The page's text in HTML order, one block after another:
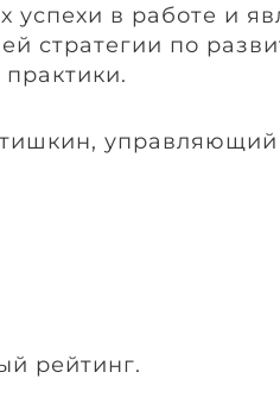
успехи в работе и
стратегии по
управляющий
рейтинг.